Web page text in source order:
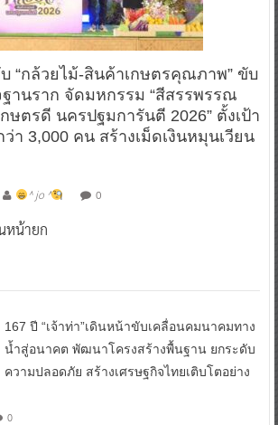
“กล้วยไม้-สินค้าเกษตรคุณภาพ” ขับ
ฐานราก จัดมหกรรม “สีสรรพรรณ
ษตรดี นครปฐมการันตี 2026” ตั้งเป้า
า 3,000 คน สร้างเม็ดเงินหมุนเวียน
^ jo ^ 0
หน้ายก
167 ปี “เจ้าท่า”เดินหน้าขับเคลื่อนคมนาคมทาง
น้ำสู่อนาคต พัฒนาโครงสร้างพื้นฐาน ยกระดับ
ความปลอดภัย สร้างเศรษฐกิจไทยเติบโตอย่าง
0